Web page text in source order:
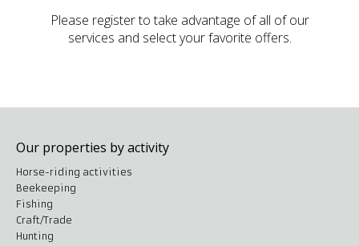
Please register to take advantage of all of our
services and select your favorite offers.
Our properties by activity
Horse-riding activities
Beekeeping
Fishing
Craft/Trade
Hunting